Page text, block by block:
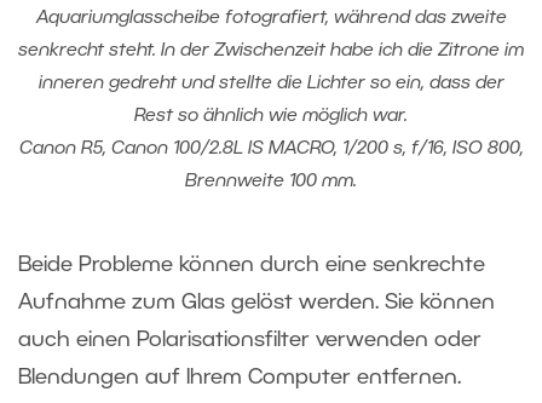
Aquariumglasscheibe fotografiert, während das zweite
senkrecht steht. In der Zwischenzeit habe ich die Zitrone im
inneren gedreht und stellte die Lichter so ein, dass der
Rest so ähnlich wie möglich war.
Canon R5, Canon 100/2.8L IS MACRO, 1/200 s, f/16, ISO 800,
Brennweite 100 mm.
Beide Probleme können durch eine senkrechte
Aufnahme zum Glas gelöst werden. Sie können
auch einen Polarisationsfilter verwenden oder
Blendungen auf Ihrem Computer entfernen.